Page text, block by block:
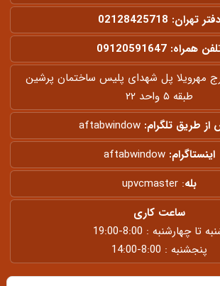
دفتر تهران: 02128425718
همراه: 09120591647
مهرویلا پل شهدای پلیس ساختمان پرشین
طبقه ۵ واحد ۲۲
از طریق تلگرام:aftabwindow
اینستاگرام:aftabwindow
بله:
upvcmaster
ساعت کاری
تا چهارشنبه : 8:00-19:00
پنجشنبه : 8:00-14:00